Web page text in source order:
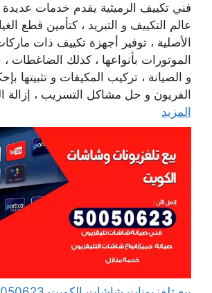
فني تكييف الرميثية يقدم خدمات
عالم التكييف و التبريد ، كتأمين قطع
الأصلية ، توفير أجهزة تكييف ذات
الموتورات بأنواعها ، كذلك
و الصيانة ، تركيب المكيفات و تثبيتها
الفريون و حل مشاكل التسريب ، إزالة
المزيد